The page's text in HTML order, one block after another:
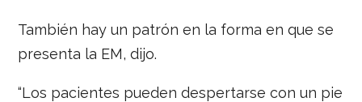
También hay un patrón en la forma en que se
presenta la EM, dijo.
“Los pacientes pueden despertarse con un pie